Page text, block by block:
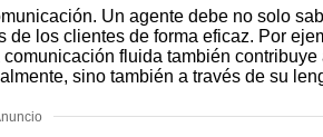
Un agente debe no solo
los clientes de forma eficaz. Por
fluida también
sino también a través de su